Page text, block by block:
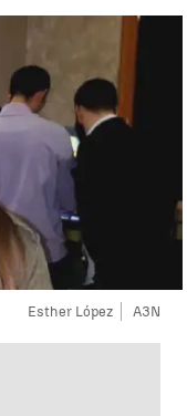
Esther López A3N